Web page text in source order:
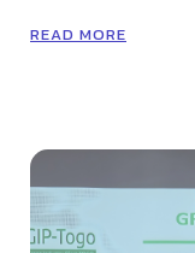
READ MORE